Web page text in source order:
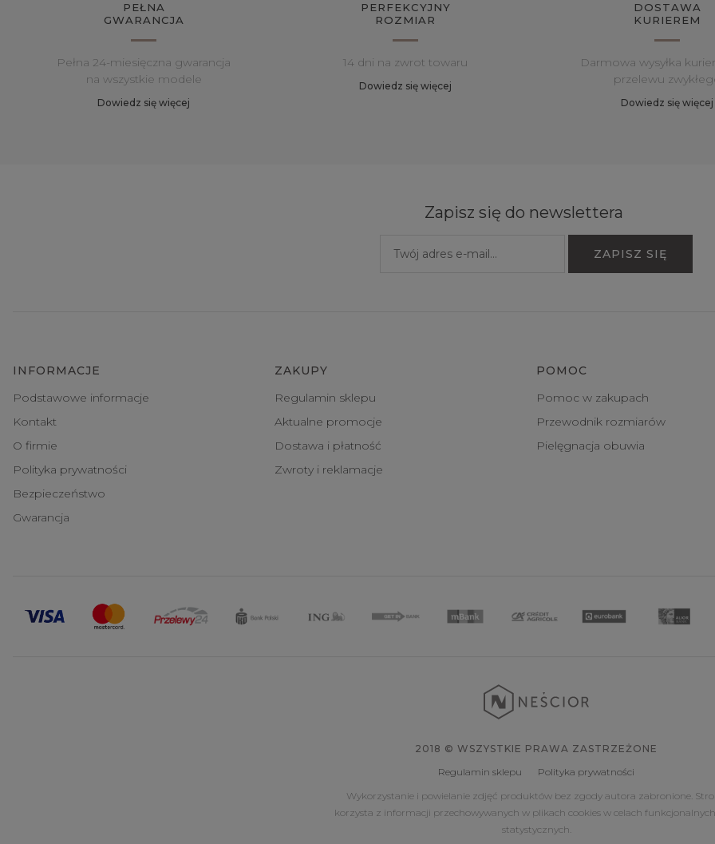
PEŁNA
GWARANCJA
Pełna 24-miesięczna gwarancja
na wszystkie modele
Dowiedz się więcej
PERFEKCYJNY
ROZMIAR
14 dni na zwrot towaru
Dowiedz się więcej
DOSTAWA
KURIEREM
Darmowa wysyłka
przelewu
Dowiedz się więcej
Zapisz się do newslettera
INFORMACJE
Podstawowe informacje
Kontakt
O firmie
Polityka prywatności
Bezpieczeństwo
Gwarancja
ZAKUPY
Regulamin sklepu
Aktualne promocje
Dostawa i płatność
Zwroty i reklamacje
POMOC
Pomoc w zakupach
Przewodnik rozmiarów
Pielęgnacja obuwia
2018 © WSZYSTKIE PRAWA ZASTRZEŻONE
Regulamin sklepu
Polityka prywatności
Wykorzystanie i powielanie zdjęć produktów bez zgody autora zabronione.
korzysta z informacji przechowywanych w plikach cookies w celach
statystycznych.